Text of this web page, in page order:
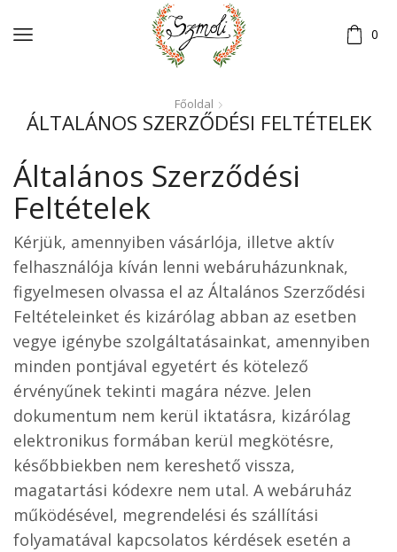
0
Főoldal
ÁLTALÁNOS SZERZŐDÉSI FELTÉTELEK
Általános Szerződési
Feltételek
Kérjük, amennyiben vásárlója, illetve aktív
felhasználója kíván lenni webáruházunknak,
figyelmesen olvassa el az Általános Szerződési
Feltételeinket és kizárólag abban az esetben
vegye igénybe szolgáltatásainkat, amennyiben
minden pontjával egyetért és kötelező
érvényűnek tekinti magára nézve. Jelen
dokumentum nem kerül iktatásra, kizárólag
elektronikus formában kerül megkötésre,
későbbiekben nem kereshető vissza,
magatartási kódexre nem utal. A webáruház
működésével, megrendelési és szállítási
folyamatával kapcsolatos kérdések esetén a